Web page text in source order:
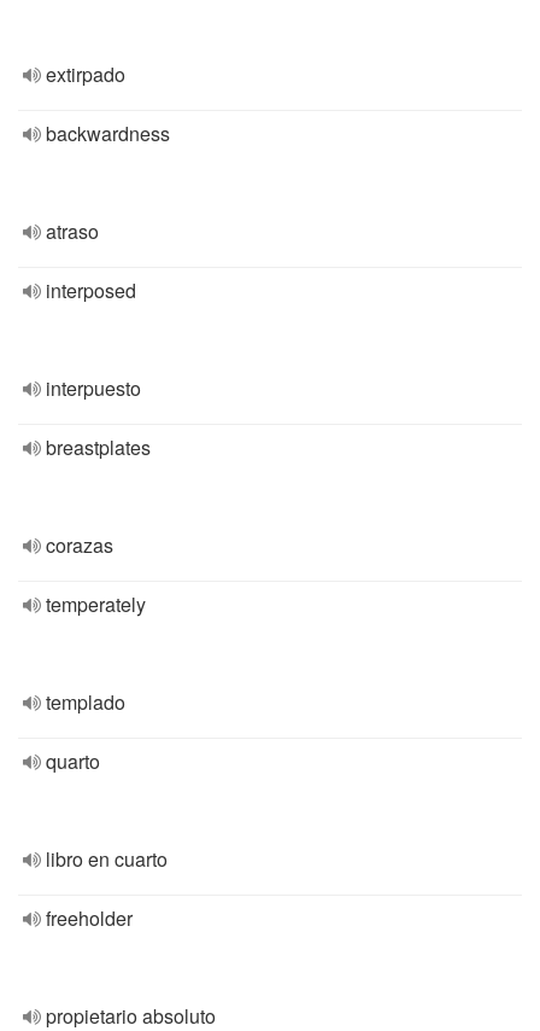
extirpado
backwardness
atraso
interposed
interpuesto
breastplates
corazas
temperately
templado
quarto
libro en cuarto
freeholder
propietario absoluto